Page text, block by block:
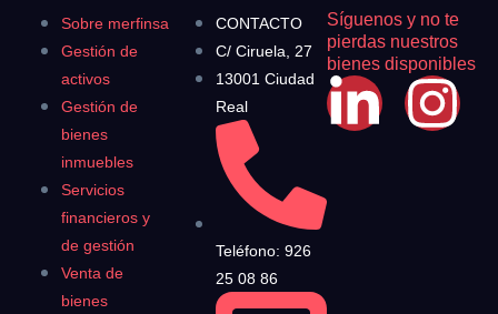
Sobre merfinsa
Gestión de
activos
Gestión de
bienes
inmuebles
Servicios
financieros y
de gestión
Venta de
bienes
CONTACTO
C/ Ciruela, 27
13001 Ciudad
Real
Teléfono: 926
25 08 86
Síguenos y no te
pierdas nuestros
bienes disponibles